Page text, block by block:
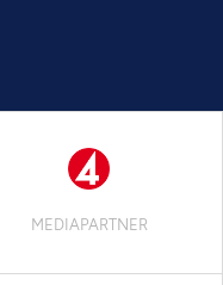
MEDIAPARTNER